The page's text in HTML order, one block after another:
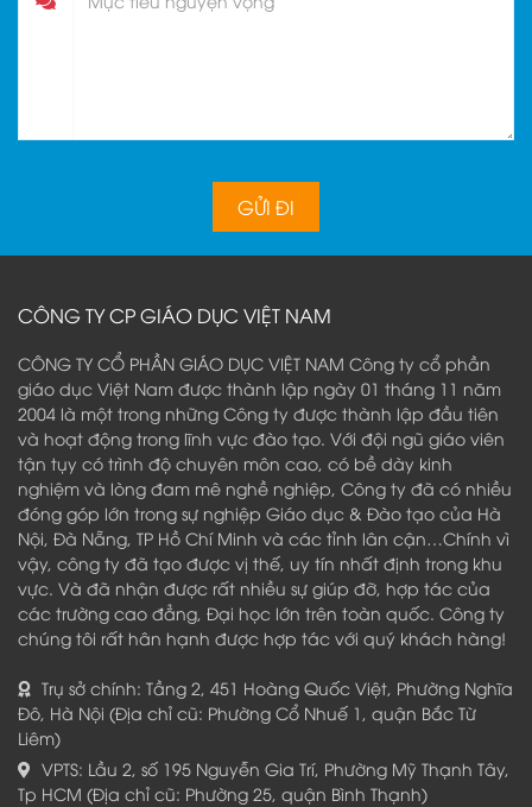
CÔNG TY CP GIÁO DỤC VIỆT NAM
CÔNG TY CỔ PHẦN GIÁO DỤC VIỆT NAM Công ty cổ phần
giáo dục Việt Nam được thành lập ngày 01 tháng 11 năm
2004 là một trong những Công ty được thành lập đầu tiên
và hoạt động trong lĩnh vực đào tạo. Với đội ngũ giáo viên
tận tụy có trình độ chuyên môn cao, có bề dày kinh
nghiệm và lòng đam mê nghề nghiệp, Công ty đã có nhiều
đóng góp lớn trong sự nghiệp Giáo dục & Đào tạo của Hà
Nội, Đà Nẵng, TP Hồ Chí Minh và các tỉnh lân cận…Chính vì
vậy, công ty đã tạo được vị thế, uy tín nhất định trong khu
vực. Và đã nhận được rất nhiều sự giúp đỡ, hợp tác của
các trường cao đẳng, Đại học lớn trên toàn quốc. Công ty
chúng tôi rất hân hạnh được hợp tác với quý khách hàng!
Trụ sở chính: Tầng 2, 451 Hoàng Quốc Việt, Phường Nghĩa
Đô, Hà Nội (Địa chỉ cũ: Phường Cổ Nhuế 1, quận Bắc Từ
Liêm)
VPTS: Lầu 2, số 195 Nguyễn Gia Trí, Phường Mỹ Thạnh Tây,
Tp HCM (Địa chỉ cũ: Phường 25, quận Bình Thạnh)